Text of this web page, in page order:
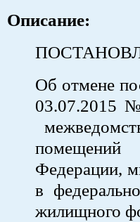
Описание:
Об отмене
03.07.2015
Федерации,
в
жилищного